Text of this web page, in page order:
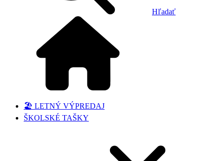
Hľadať
🏖️ LETNÝ VÝPREDAJ
ŠKOLSKÉ TAŠKY